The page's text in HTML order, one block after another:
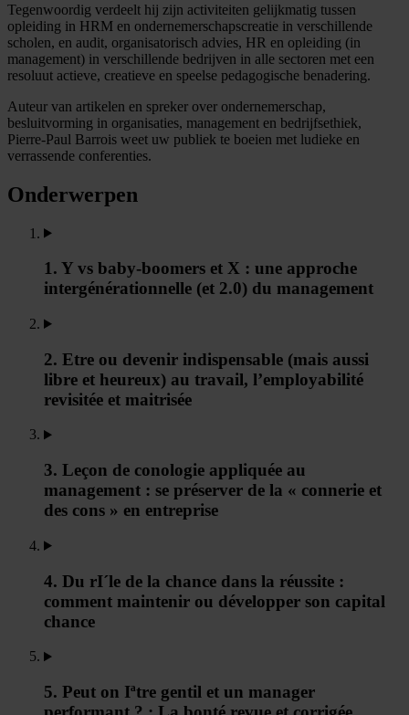
Tegenwoordig verdeelt hij zijn activiteiten gelijkmatig tussen
opleiding in HRM en ondernemerschapscreatie in verschillende
scholen, en audit, organisatorisch advies, HR en opleiding (in
management) in verschillende bedrijven in alle sectoren met een
resoluut actieve, creatieve en speelse pedagogische benadering.
Auteur van artikelen en spreker over ondernemerschap,
besluitvorming in organisaties, management en bedrijfsethiek,
Pierre-Paul Barrois weet uw publiek te boeien met ludieke en
verrassende conferenties.
Onderwerpen
1. Y vs baby-boomers et X : une approche
intergénérationnelle (et 2.0) du management
2. Etre ou devenir indispensable (mais aussi
libre et heureux) au travail, l’employabilité
revisitée et maitrisée
3. Leçon de conologie appliquée au
management : se préserver de la « connerie et
des cons » en entreprise
4. Du rI´le de la chance dans la réussite :
comment maintenir ou développer son capital
chance
5. Peut on Iªtre gentil et un manager